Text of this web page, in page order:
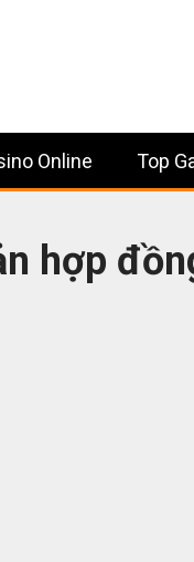
Online Top
hợp